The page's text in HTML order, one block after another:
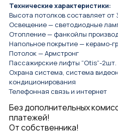
Технические характеристики:
Высота потолков составляет от
Освещение — светодиодные
Отопление — фанкойлы
Напольное покрытие — керамо-
Потолок — Армстронг
Пассажирские лифты “Otis”-2шт.
Охрана система, система
кондиционирования
Телефонная связь и интернет
Без дополнительных
платежей!
От собственника!